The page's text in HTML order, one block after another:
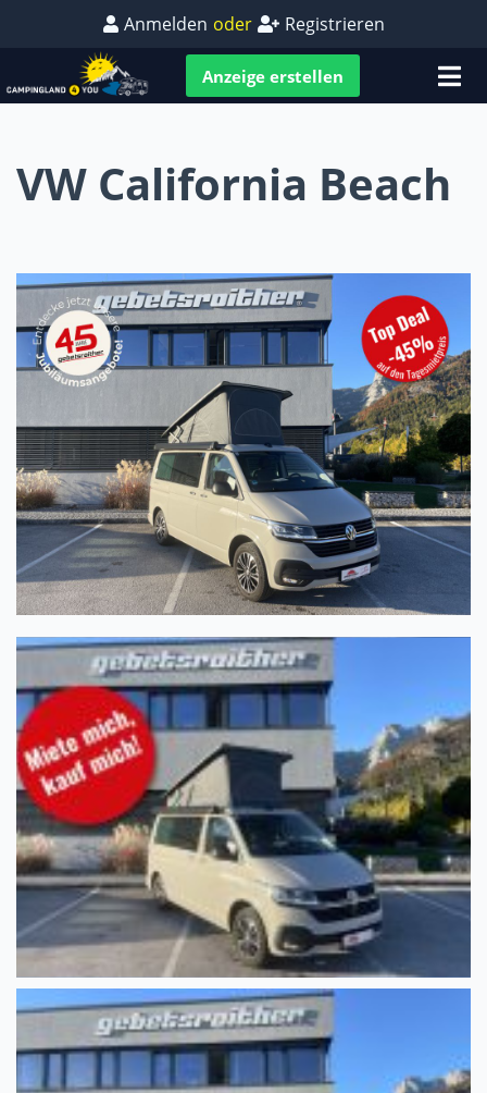
Anmelden oder Registrieren
Anzeige erstellen
VW California Beach